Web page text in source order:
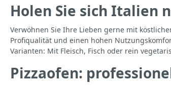
Holen Sie sich Italien
Verwöhnen Sie Ihre Lieben gerne mit
Profiqualität und einen hohen
Varianten: Mit Fleisch, Fisch oder rein
Pizzaofen: